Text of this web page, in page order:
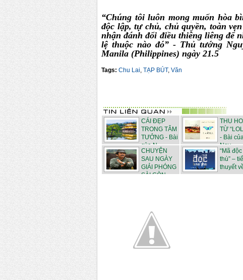
“Chúng tôi luôn mong muốn hòa
độc lập, tự chủ, chủ quyền, toàn
nhận đánh đổi điều thiêng liêng để
lệ thuộc nào đó” - Thủ tướng
Manila (Philippines) ngày 21.5
Tags: Chu Lai, TẠP BÚT, Văn
CÁI ĐẸP
TRONG TÂM
TƯỞNG - Bài
của N...
THU
TỪ
- Bài
Ngu...
CHUYỆN
SAU NGÀY
GIẢI PHÓNG
SÀI GÒN...
“Mã
thù” –
thuyết